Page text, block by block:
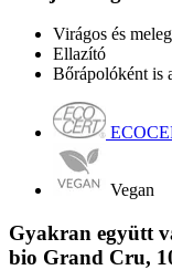
Virágos és
Ellazító
Bőrápolóként is
Vegan
Gyakran együtt
bio Grand Cru,